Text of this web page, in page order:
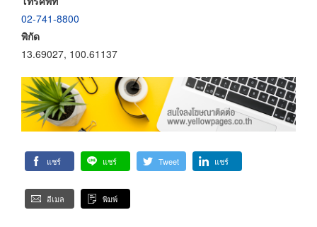
02-741-8800
พิกัด
13.69027, 100.61137
แชร์ แชร์ Tweet แชร์
อีเมล พิมพ์